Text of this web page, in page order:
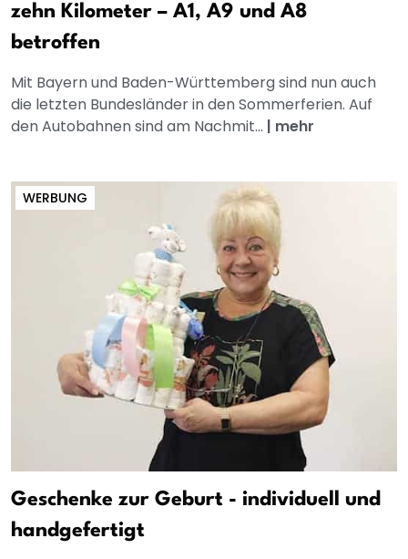
zehn Kilometer – A1, A9 und A8
betroffen
Mit Bayern und Baden-Württemberg sind nun auch
die letzten Bundesländer in den Sommerferien. Auf
den Autobahnen sind am Nachmit... | mehr
WERBUNG
Geschenke zur Geburt - individuell und
handgefertigt